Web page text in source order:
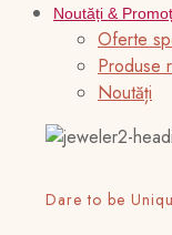
Noutăți &
Oferte
Produse
Noutăți
Dare to be